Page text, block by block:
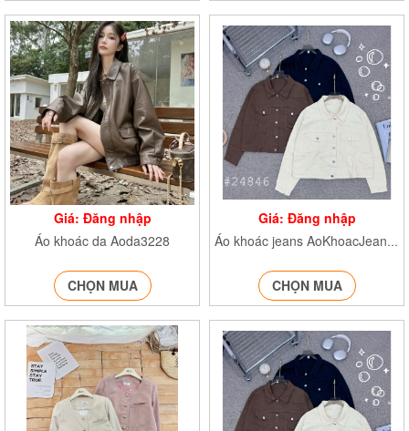
Giá: Đăng nhập
Áo khoác da Aoda3228
CHỌN MUA
Giá: Đăng nhập
Áo khoác jeans AoKhoacJean24846
CHỌN MUA